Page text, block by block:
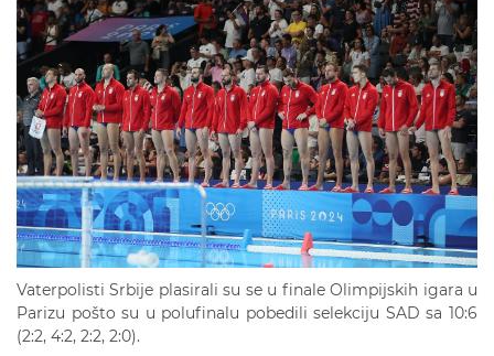
Vaterpolisti Srbije plasirali su se u finale Olimpijskih igara u
Parizu pošto su u polufinalu pobedili selekciju SAD sa 10:6
(2:2, 4:2, 2:2, 2:0).